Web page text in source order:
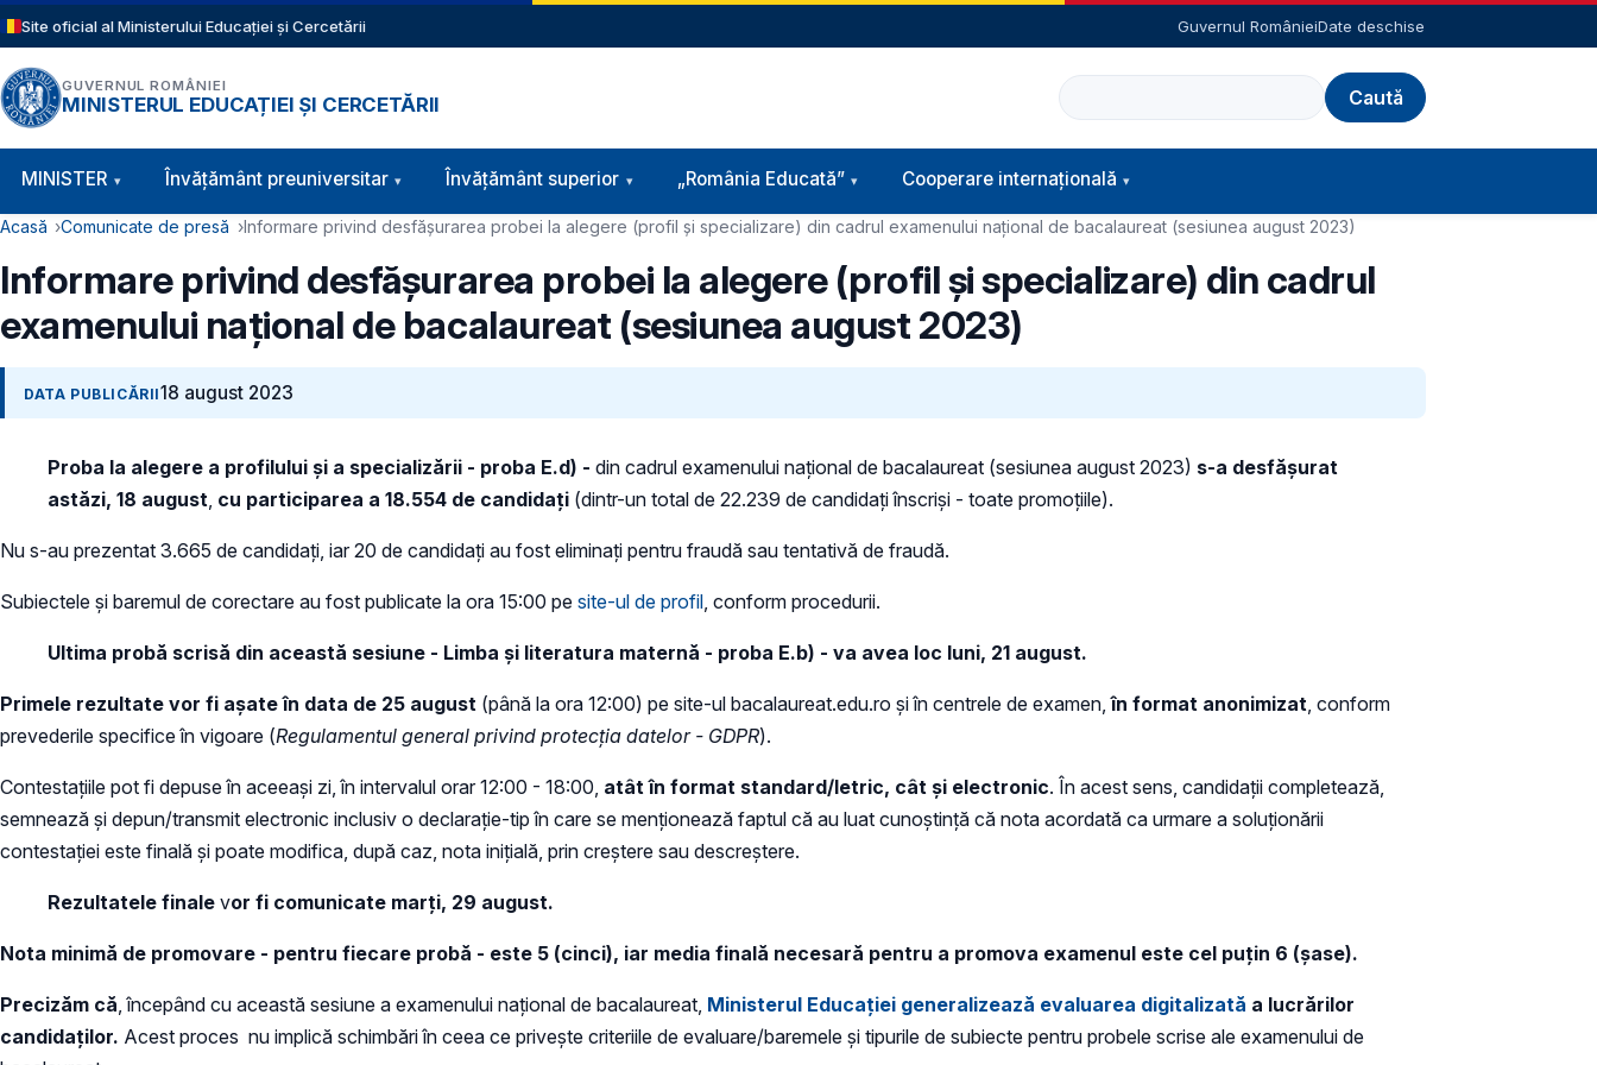
Sari la conținutul principal
Site oficial al Ministerului Educației și Cercetării Guvernul RomânieiDate deschise
GUVERNUL ROMÂNIEI
MINISTERUL EDUCAȚIEI ȘI CERCETĂRII
Caută
Navigație principală
MINISTER Învăţământ preuniversitar Învățământ superior „România Educată” Cooperare internațională
Cale de navigare
Acasă Comunicate de presă Informare privind desfășurarea probei la alegere (profil și specializare) din cadrul examenului național de bacalaureat (sesiunea august 2023)
Informare privind desfășurarea probei la alegere (profil și specializare) din cadrul
examenului național de bacalaureat (sesiunea august 2023)
DATA PUBLICĂRII18 august 2023
Proba la alegere a profilului și a specializării - proba E.d) - din cadrul examenului național de bacalaureat (sesiunea august 2023) s-a desfășurat
astăzi, 18 august, cu participarea a 18.554 de candidați (dintr-un total de 22.239 de candidați înscriși - toate promoțiile).
Nu s-au prezentat 3.665 de candidați, iar 20 de candidați au fost eliminați pentru fraudă sau tentativă de fraudă.
Subiectele și baremul de corectare au fost publicate la ora 15:00 pe site-ul de profil, conform procedurii.
Ultima probă scrisă din această sesiune - Limba și literatura maternă - proba E.b) - va avea loc luni, 21 august.
Primele rezultate vor fi așate în data de 25 august (până la ora 12:00) pe site-ul bacalaureat.edu.ro și în centrele de examen,în format anonimizat, conform
prevederile specifice în vigoare (Regulamentul general privind protecția datelor - GDPR).
Contestațiile pot fi depuse în aceeași zi, în intervalul orar 12:00 - 18:00, atât în format standard/letric, cât și electronic. În acest sens, candidații completează,
semnează și depun/transmit electronic inclusiv o declarație-tip în care se menționează faptul că au luat cunoștință că nota acordată ca urmare a soluționării
contestației este finală și poate modifica, după caz, nota inițială, prin creștere sau descreștere.
Rezultatele finale vor fi comunicate marți, 29 august.
Nota minimă de promovare - pentru fiecare probă - este 5 (cinci), iar media finală necesară pentru a promova examenul este cel puțin 6 (șase).
Precizăm că, începând cu această sesiune a examenului național de bacalaureat, Ministerul Educației generalizează evaluarea digitalizată a lucrărilor
candidaților. Acest proces nu implică schimbări în ceea ce privește criteriile de evaluare/baremele și tipurile de subiecte pentru probele scrise ale examenului de